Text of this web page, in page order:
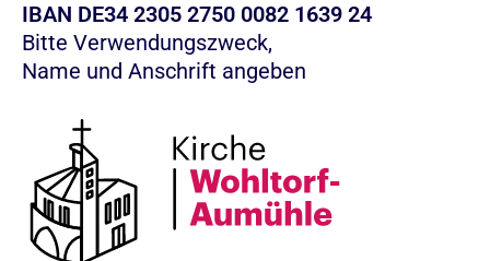
IBAN DE34 2305 2750 0082 1639 24
Bitte Verwendungszweck,
Name und Anschrift angeben